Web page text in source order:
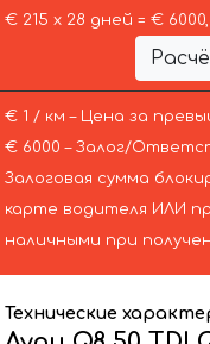
€ 215 х 28 дней = €
€ 1 / км – Цена за
€ 6000 – Залог/
Залоговая сумма
карте водителя ИЛИ
наличными при
Технические